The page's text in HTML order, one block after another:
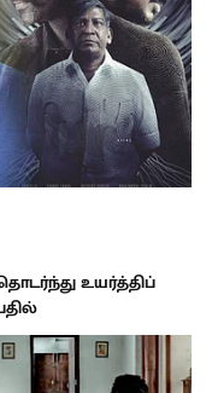
உயர்த்திப்